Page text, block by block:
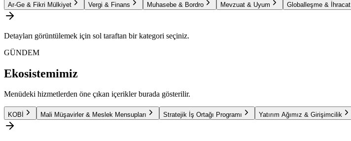
Ar-Ge & Fikri Mülkiyet Vergi & Finans Muhasebe & Bordro Mevzuat & Uyum Globalleşme & İhracat
Detayları görüntülemek için sol taraftan bir kategori seçiniz.
GÜNDEM
Ekosistemimiz
Menüdeki hizmetlerden öne çıkan içerikler burada gösterilir.
KOBİ Mali Müşavirler & Meslek Mensupları Stratejik İş Ortağı Programı Yatırım Ağımız & Girişimcilik